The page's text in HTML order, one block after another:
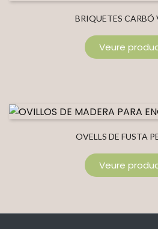
BRIQUETES CARBÓ
Veure
OVELLS DE FUSTA
Veure